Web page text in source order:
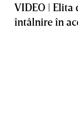
VIDEO | Elita
întâlnire în